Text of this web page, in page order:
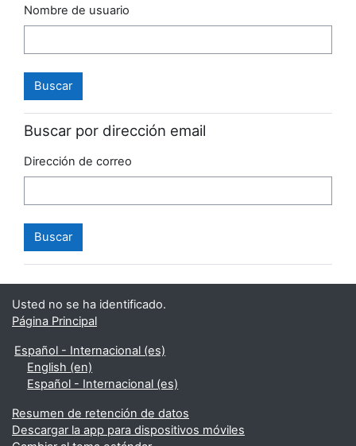
Nombre de usuario
Buscar por dirección email
Dirección de correo
Usted no se ha identificado.
Página Principal
Español - Internacional ‎(es)‎
English ‎(en)‎
Español - Internacional ‎(es)‎
Resumen de retención de datos
Descargar la app para dispositivos móviles